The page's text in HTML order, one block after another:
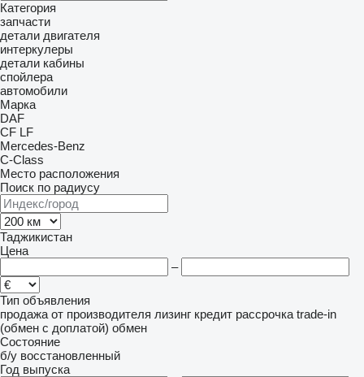
Категория
запчасти
детали двигателя
интеркулеры
детали кабины
спойлера
автомобили
Марка
DAF
CF LF
Mercedes-Benz
C-Class
Место расположения
Поиск по радиусу
Таджикистан
Цена
–
Тип объявления
продажа от производителя лизинг кредит рассрочка trade-in
(обмен с доплатой) обмен
Состояние
б/у восстановленный
Год выпуска